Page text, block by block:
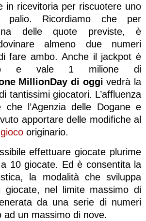
in ricevitoria per riscuotere uno
Ricordiamo che per
delle quote previste, è
almeno due numeri
fare ambo. Anche il jackpot è
e vale 1 milione di
MillionDay di oggi vedrà la
tantissimi giocatori. L’affluenza
l’Agenzia delle Dogane e
apportare delle modifiche al
originario.
effettuare giocate plurime
10 giocate. Ed è consentita la
la modalità che sviluppa
giocate, nel limite massimo di
da una serie di numeri
ad un massimo di nove.